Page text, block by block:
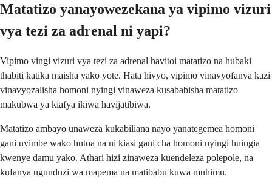
Matatizo yanayowezekana ya vipimo vizuri
vya tezi za adrenal ni yapi?
Vipimo vingi vizuri vya tezi za adrenal havitoi matatizo na hubaki
thabiti katika maisha yako yote. Hata hivyo, vipimo vinavyofanya kazi
vinavyozalisha homoni nyingi vinaweza kusababisha matatizo
makubwa ya kiafya ikiwa havijatibiwa.
Matatizo ambayo unaweza kukabiliana nayo yanategemea homoni
gani uvimbe wako hutoa na ni kiasi gani cha homoni nyingi huingia
kwenye damu yako. Athari hizi zinaweza kuendeleza polepole, na
kufanya ugunduzi wa mapema na matibabu kuwa muhimu.